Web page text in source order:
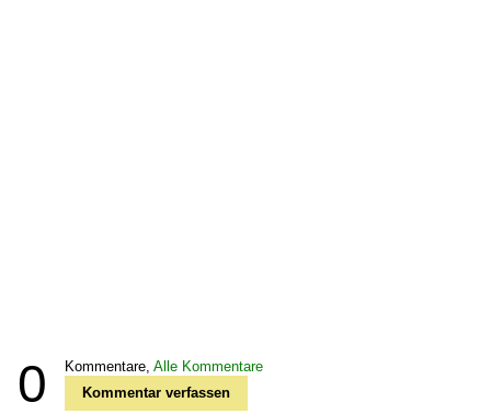
0 Kommentare, Alle Kommentare
Kommentar verfassen